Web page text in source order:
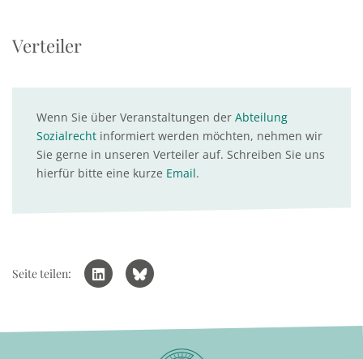
Verteiler
Wenn Sie über Veranstaltungen der Abteilung
Sozialrecht informiert werden möchten, nehmen wir
Sie gerne in unseren Verteiler auf. Schreiben Sie uns
hierfür bitte eine kurze Email.
Seite teilen: